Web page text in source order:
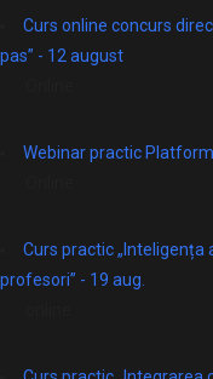
Curs online concurs
pas” - 12 august
Webinar practic
Curs practic
profesori” - 19 aug.